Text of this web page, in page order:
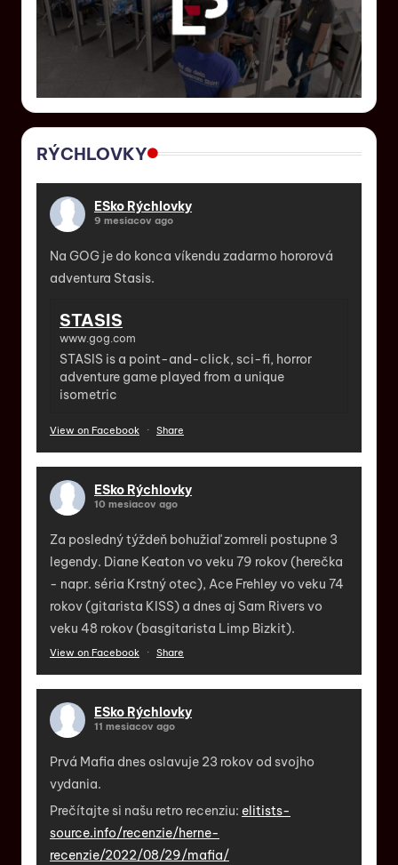
RÝCHLOVKY
ESko Rýchlovky
9 mesiacov ago
Na GOG je do konca víkendu zadarmo hororová
adventura Stasis.
STASIS
www.gog.com
STASIS is a point-and-click, sci-fi, horror
adventure game played from a unique
isometric
View on Facebook · Share
ESko Rýchlovky
10 mesiacov ago
Za posledný týždeň bohužiaľ zomreli postupne 3
legendy. Diane Keaton vo veku 79 rokov (herečka
- napr. séria Krstný otec), Ace Frehley vo veku 74
rokov (gitarista KISS) a dnes aj Sam Rivers vo
veku 48 rokov (basgitarista Limp Bizkit).
View on Facebook · Share
ESko Rýchlovky
11 mesiacov ago
Prvá Mafia dnes oslavuje 23 rokov od svojho
vydania.
Prečítajte si našu retro recenziu: elitists-
source.info/recenzie/herne-
recenzie/2022/08/29/mafia/